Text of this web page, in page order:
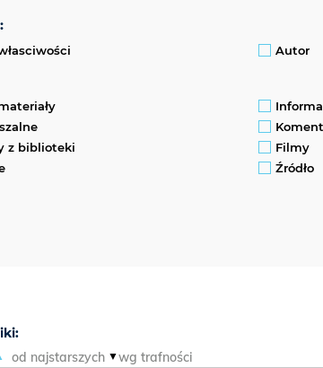
Autor
z biblioteki
Filmy
Źródło
od najstarszych wg trafności